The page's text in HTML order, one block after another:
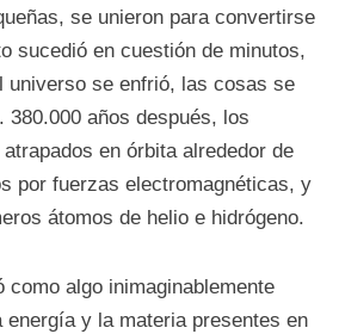
se unieron para convertirse
sucedió en cuestión de minutos,
universo se enfrió, las cosas se
380.000 años después, los
en órbita alrededor de
por fuerzas electromagnéticas, y
átomos de helio e hidrógeno.
como algo inimaginablemente
energía y la materia presentes en